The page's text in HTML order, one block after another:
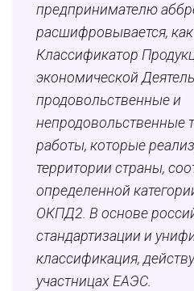
предпринимателю
расшифровывается,
Классификатор
экономической
продовольственные и
непродовольственные
работы, которые
территории страны,
определенной
ОКПД2. В основе
стандартизации и
классификация,
участницах ЕАЭС.